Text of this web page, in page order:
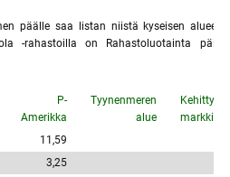
päälle saa listan niistä kyseisen alueen
-rahastoilla on Rahastoluotainta
P-
Amerikka
Tyynenmeren
alue
Kehittyvät
markkinat
11,59
3,25